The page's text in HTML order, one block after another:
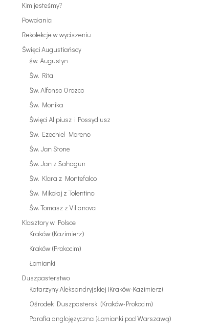
Kim jesteśmy?
Powołania
Rekolekcje w wyciszeniu
Święci Augustiańscy
św. Augustyn
Św. Rita
Św. Alfonso Orozco
Św. Monika
Święci Alipiusz i Possydiusz
Św. Ezechiel Moreno
Św. Jan Stone
Św. Jan z Sahagun
Św. Klara z Montefalco
Św. Mikołaj z Tolentino
Św. Tomasz z Villanova
Klasztory w Polsce
Kraków (Kazimierz)
Kraków (Prokocim)
Łomianki
Duszpasterstwo
Katarzyny Aleksandryjskiej (Kraków-Kazimierz)
Ośrodek Duszpasterski (Kraków-Prokocim)
Parafia anglojęzyczna (Łomianki pod Warszawą)